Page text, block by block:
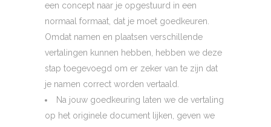
een concept naar je opgestuurd in een
normaal formaat, dat je moet goedkeuren.
Omdat namen en plaatsen verschillende
vertalingen kunnen hebben, hebben we deze
stap toegevoegd om er zeker van te zijn dat
je namen correct worden vertaald.
Na jouw goedkeuring laten we de vertaling
op het originele document lijken, geven we